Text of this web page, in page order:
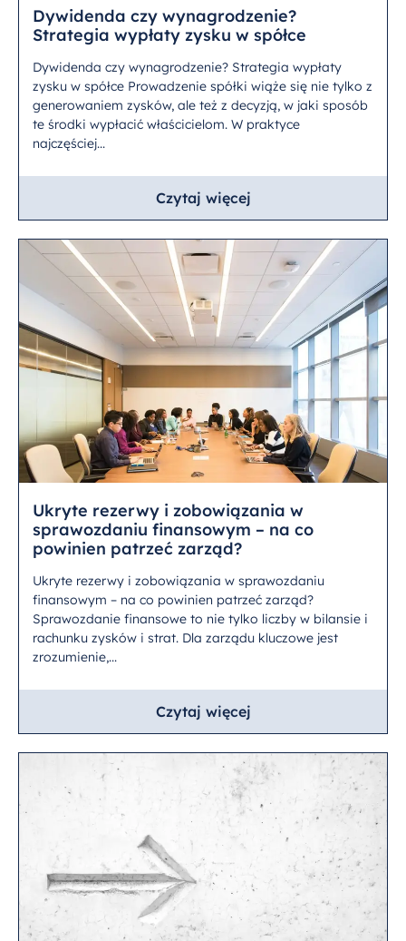
Dywidenda czy wynagrodzenie?
Strategia wypłaty zysku w spółce
Dywidenda czy wynagrodzenie? Strategia wypłaty
zysku w spółce Prowadzenie spółki wiąże się nie tylko z
generowaniem zysków, ale też z decyzją, w jaki sposób
te środki wypłacić właścicielom. W praktyce
najczęściej...
Czytaj więcej
Ukryte rezerwy i zobowiązania w
sprawozdaniu finansowym – na co
powinien patrzeć zarząd?
Ukryte rezerwy i zobowiązania w sprawozdaniu
finansowym – na co powinien patrzeć zarząd?
Sprawozdanie finansowe to nie tylko liczby w bilansie i
rachunku zysków i strat. Dla zarządu kluczowe jest
zrozumienie,...
Czytaj więcej